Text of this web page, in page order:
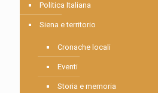
Politica Italiana
Siena e territorio
Cronache locali
Eventi
Storia e memoria